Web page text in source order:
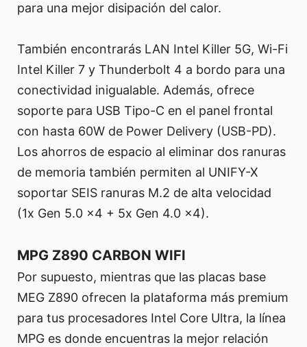
para una mejor disipación del calor.
También encontrarás LAN Intel Killer 5G, Wi-Fi
Intel Killer 7 y Thunderbolt 4 a bordo para una
conectividad inigualable. Además, ofrece
soporte para USB Tipo-C en el panel frontal
con hasta 60W de Power Delivery (USB-PD).
Los ahorros de espacio al eliminar dos ranuras
de memoria también permiten al UNIFY-X
soportar SEIS ranuras M.2 de alta velocidad
(1x Gen 5.0 x4 + 5x Gen 4.0 x4).
MPG Z890 CARBON WIFI
Por supuesto, mientras que las placas base
MEG Z890 ofrecen la plataforma más premium
para tus procesadores Intel Core Ultra, la línea
MPG es donde encuentras la mejor relación